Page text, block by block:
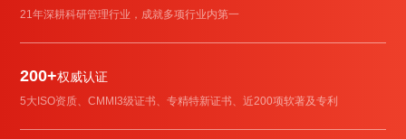
21年深耕科研管理行业，成就多项行业内第一
200+权威认证
5大ISO资质、CMMI3级证书、专精特新证书、近200项软著及专利